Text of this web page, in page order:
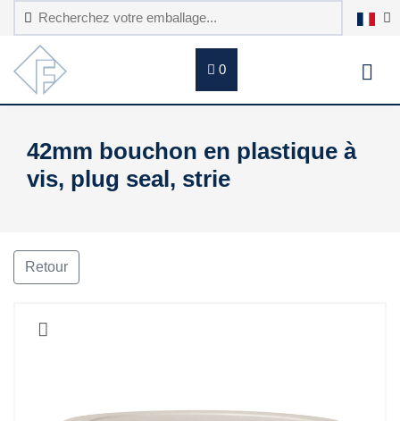
0
42mm bouchon en plastique à
vis, plug seal, strie
Retour